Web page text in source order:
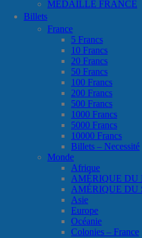
MÉDAILLE FRANCE
Billets
France
5 Francs
10 Francs
20 Francs
50 Francs
100 Francs
200 Francs
500 Francs
1000 Francs
5000 Francs
10000 Francs
Billets – Necessité
Monde
Afrique
AMÉRIQUE DU
AMÉRIQUE DU
Asie
Europe
Océanie
Colonies – France